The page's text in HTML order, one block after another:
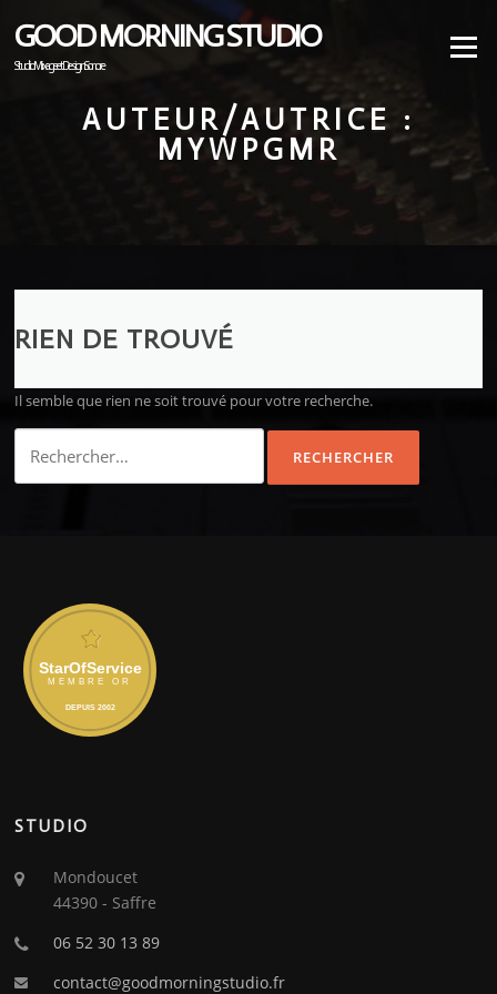
contenu
GOOD MORNING STUDIO
Studio Mixage et Design Sonore
Menu
AUTEUR/AUTRICE :
MYWPGMR
RIEN DE TROUVÉ
Il semble que rien ne soit trouvé pour votre recherche.
STUDIO
Mondoucet
44390 - Saffre
06 52 30 13 89
contact@goodmorningstudio.fr